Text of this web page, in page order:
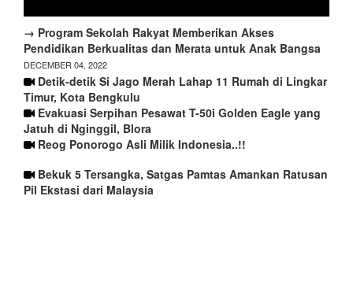
→ Program Sekolah Rakyat Memberikan Akses
Pendidikan Berkualitas dan Merata untuk Anak Bangsa
DECEMBER 04, 2022
Detik-detik Si Jago Merah Lahap 11 Rumah di Lingkar
Timur, Kota Bengkulu
Evakuasi Serpihan Pesawat T-50i Golden Eagle yang
Jatuh di Nginggil, Blora
Reog Ponorogo Asli Milik Indonesia..!!
Bekuk 5 Tersangka, Satgas Pamtas Amankan Ratusan
Pil Ekstasi dari Malaysia